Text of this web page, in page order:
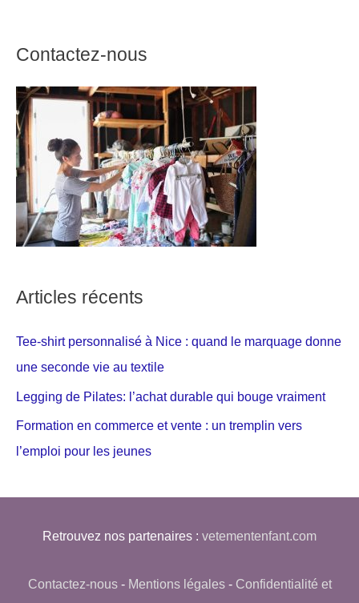
Contactez-nous
Articles récents
Tee-shirt personnalisé à Nice : quand le marquage donne
une seconde vie au textile
Legging de Pilates: l’achat durable qui bouge vraiment
Formation en commerce et vente : un tremplin vers
l’emploi pour les jeunes
Retrouvez nos partenaires : vetementenfant.com
Contactez-nous- Mentions légales- Confidentialité et